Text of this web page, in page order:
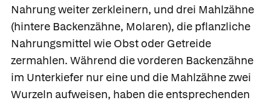
Nahrung weiter zerkleinern, und drei Mahlzähne
(hintere Backenzähne, Molaren), die pflanzliche
Nahrungsmittel wie Obst oder Getreide
zermahlen. Während die vorderen Backenzähne
im Unterkiefer nur eine und die Mahlzähne zwei
Wurzeln aufweisen, haben die entsprechenden